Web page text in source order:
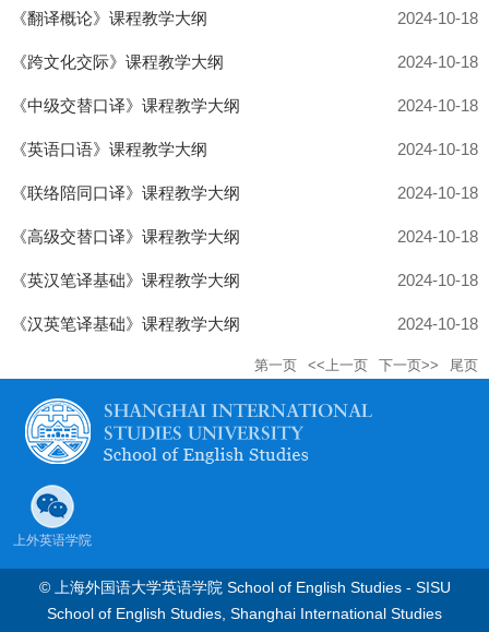
《翻译概论》课程教学大纲 2024-10-18
《跨文化交际》课程教学大纲 2024-10-18
《中级交替口译》课程教学大纲 2024-10-18
《英语口语》课程教学大纲 2024-10-18
《联络陪同口译》课程教学大纲 2024-10-18
《高级交替口译》课程教学大纲 2024-10-18
《英汉笔译基础》课程教学大纲 2024-10-18
《汉英笔译基础》课程教学大纲 2024-10-18
第一页 <<上一页 下一页>> 尾页
上外英语学院
© 上海外国语大学英语学院 School of English Studies - SISU
School of English Studies, Shanghai International Studies